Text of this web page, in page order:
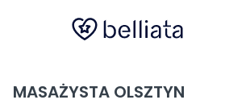
MASAŻYSTA OLSZTYN